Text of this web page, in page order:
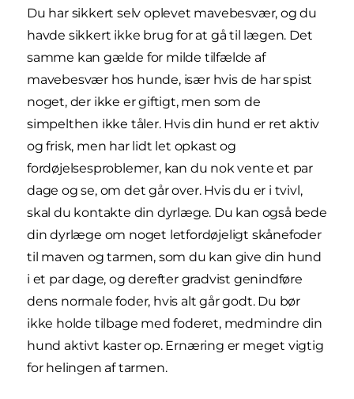
Du har sikkert selv oplevet mavebesvær, og du
havde sikkert ikke brug for at gå til lægen. Det
samme kan gælde for milde tilfælde af
mavebesvær hos hunde, især hvis de har spist
noget, der ikke er giftigt, men som de
simpelthen ikke tåler. Hvis din hund er ret aktiv
og frisk, men har lidt let opkast og
fordøjelsesproblemer, kan du nok vente et par
dage og se, om det går over. Hvis du er i tvivl,
skal du kontakte din dyrlæge. Du kan også bede
din dyrlæge om noget letfordøjeligt skånefoder
til maven og tarmen, som du kan give din hund
i et par dage, og derefter gradvist genindføre
dens normale foder, hvis alt går godt. Du bør
ikke holde tilbage med foderet, medmindre din
hund aktivt kaster op. Ernæring er meget vigtig
for helingen af tarmen.